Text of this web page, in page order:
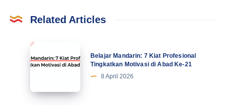
Related Articles
Belajar
Mandarin:
Profesional
Belajar Mandarin: 7 Kiat Profesional
Tingkatkan Motivasi di Abad Ke-21
8 April 2026